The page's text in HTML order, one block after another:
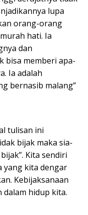
lupa
orang-orang
hati. Ia
dan
bisa memberi apa-
Ia adalah
bernasib malang”
tulisan ini
bijak maka sia-
Kita sendiri
yang kita dengar
Kebijaksanaan
dalam hidup kita.